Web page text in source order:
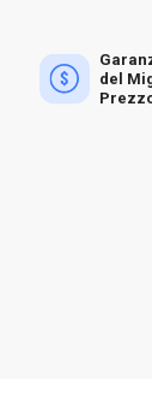
del